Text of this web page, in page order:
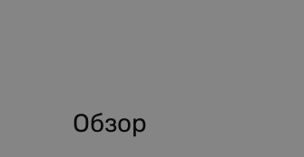
Обзор